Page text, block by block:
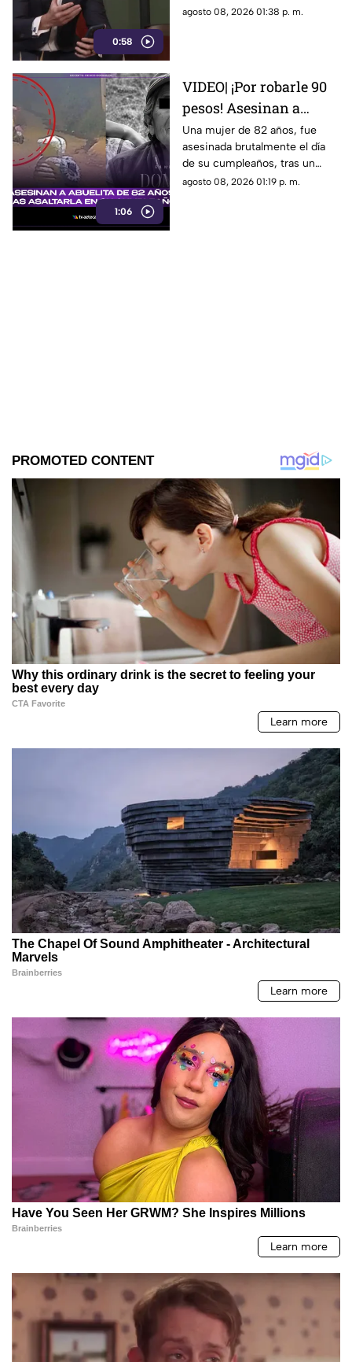
0:58
Gobierno Federal que
agosto 08, 2026 01:38 p. m.
1:06
VIDEO| ¡Por robarle 90
pesos! Asesinan a
abuelita de 82 años tras
asaltarla en su
cumpleaños
Una mujer de 82 años, fue
asesinada brutalmente el día
de su cumpleaños, tras un
asalto por solo 90 pesos.
agosto 08, 2026 01:19 p. m.